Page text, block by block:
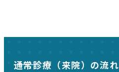
通常診療（来院）の流れ